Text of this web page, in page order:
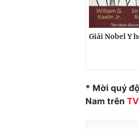
Giải Nobel Y
* Mời quý
Nam trên